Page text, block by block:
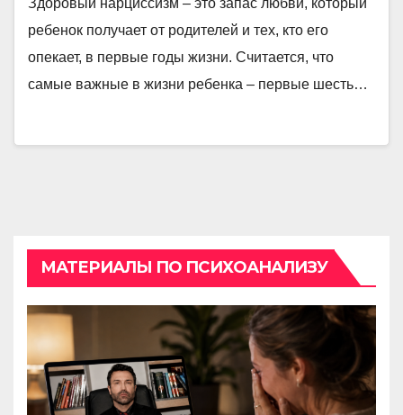
Здоровый нарциссизм – это запас любви, который
ребенок получает от родителей и тех, кто его
опекает, в первые годы жизни. Считается, что
самые важные в жизни ребенка – первые шесть…
МАТЕРИАЛЫ ПО ПСИХОАНАЛИЗУ